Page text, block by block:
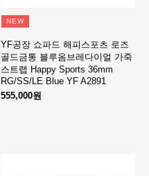
NEW
YF공장 쇼파드 해피스포츠 로즈
골드금통 블루옴브레다이얼 가죽
스트랩 Happy Sports 36mm
RG/SS/LE Blue YF A2891
555,000원